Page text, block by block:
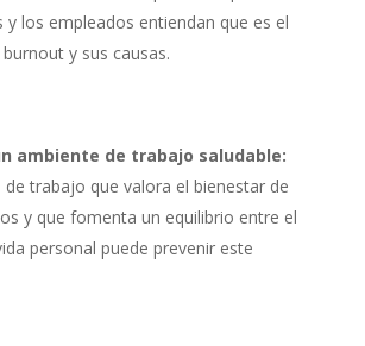
y los empleados entiendan que es el
y sus causas.
ambiente de trabajo saludable:
trabajo que valora el bienestar de
y que fomenta un equilibrio entre el
personal puede prevenir este